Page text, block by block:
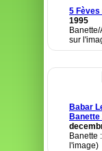
5
1995
sur
Babar
Banette
Banette
l'image)